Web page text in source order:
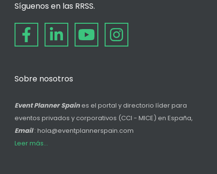
Síguenos en las RRSS.
Sobre nosotros
Event Planner Spain es el portal y directorio líder para
eventos privados y corporativos (CCI - MICE) en España,
Email: hola@eventplannerspain.com
Leer más...